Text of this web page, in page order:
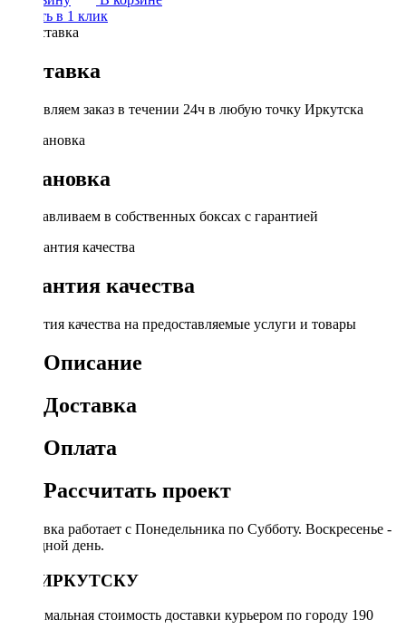
Купить в 1 клик
Доставка
Доставляем заказ в течении 24ч в любую точку Иркутска
Установка
Устанавливаем в собственных боксах с гарантией
Гарантия качества
Гарантия качества на предоставляемые услуги и товары
Описание
Доставка
Оплата
Рассчитать проект
Доставка работает с Понедельника по Субботу. Воскресенье -
выходной день.
ПО ИРКУТСКУ
Минимальная стоимость доставки курьером по городу 190